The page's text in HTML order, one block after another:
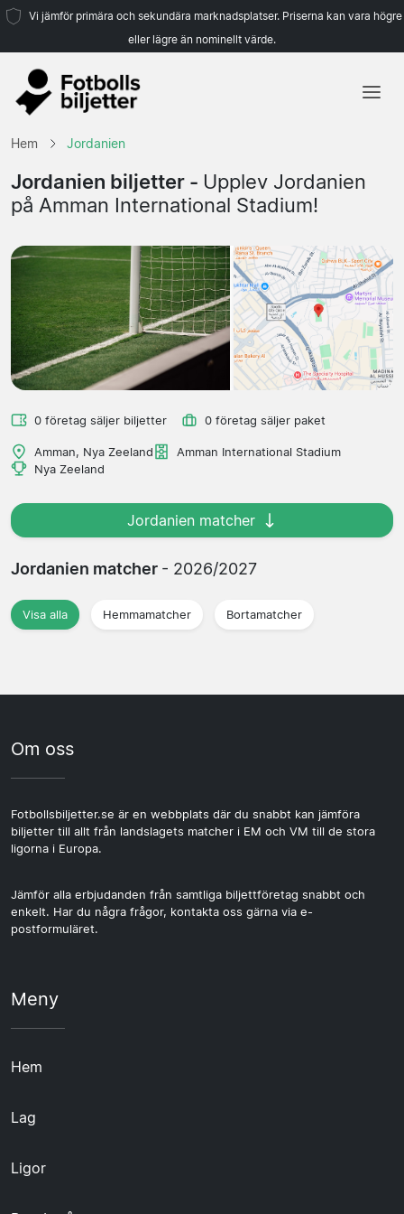
Vi jämför primära och sekundära marknadsplatser. Priserna kan vara högre
eller lägre än nominellt värde.
Lag
Ligor
Hem Jordanien
Jordanien biljetter - Upplev Jordanien
på Amman International Stadium!
0 företag säljer biljetter 0 företag säljer paket
Amman, Nya Zeeland
Amman International Stadium
Nya Zeeland
Jordanien matcher
Jordanien matcher - 2026/2027
Visa alla Hemmamatcher Bortamatcher
Om oss
Fotbollsbiljetter.se är en webbplats där du snabbt kan jämföra
biljetter till allt från landslagets matcher i EM och VM till de stora
ligorna i Europa.
Jämför alla erbjudanden från samtliga biljettföretag snabbt och
enkelt. Har du några frågor, kontakta oss gärna via e-
postformuläret.
Meny
Hem
Lag
Ligor